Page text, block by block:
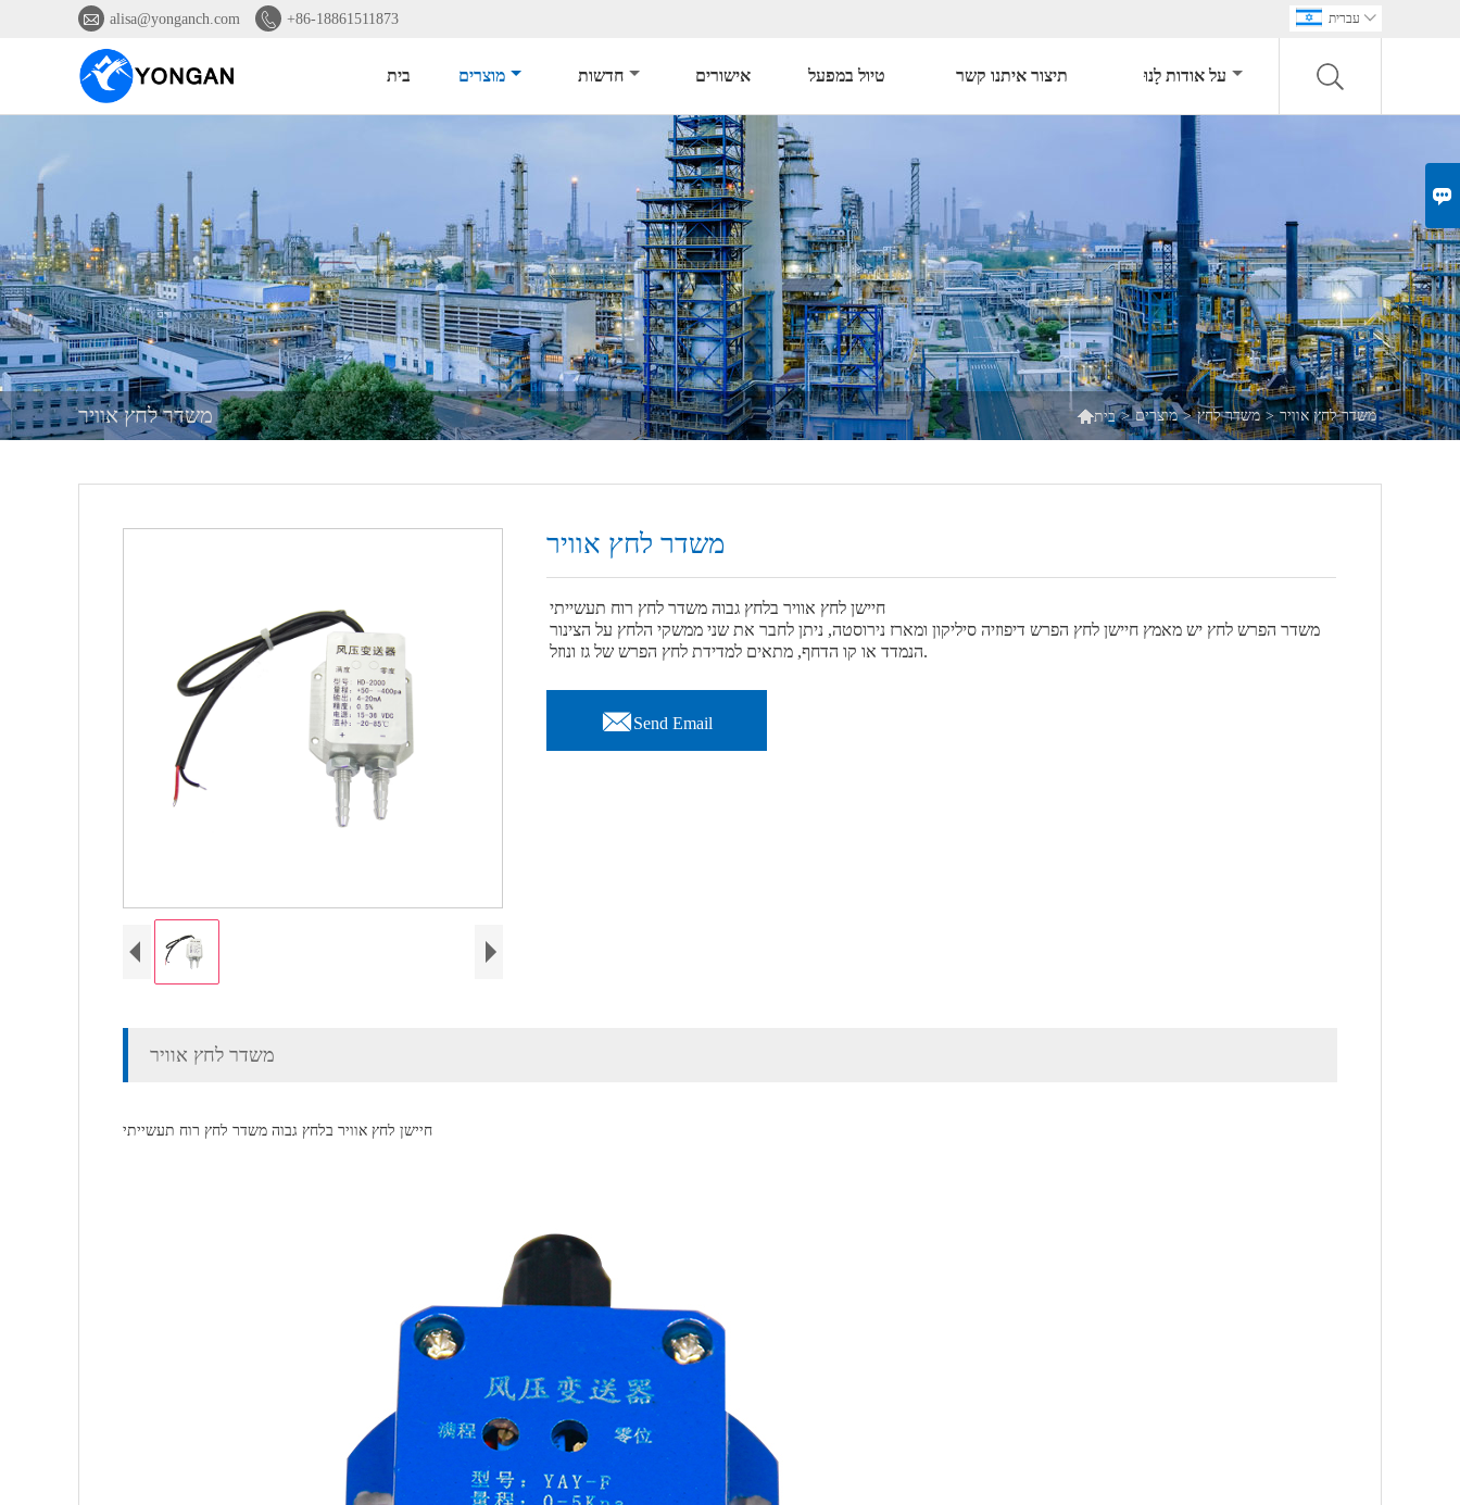

 alisa@yonganch.com  +86-18861511873 עברית 
בית מוצרים חדשות אישורים טיול במפעל תיצור איתנו קשר על אודות לָנוּ
משדר לחץ אוויר בית > מוצרים > משדר לחץ > משדר לחץ אוויר
משדר לחץ אוויר
חיישן לחץ אוויר בלחץ גבוה משדר לחץ רוח תעשייתי
משדר הפרש לחץ יש מאמץ חיישן לחץ הפרש דיפוזיה סיליקון ומארז נירוסטה, ניתן לחבר את שני ממשקי הלחץ על הצינור
הנמדד או קו הדחף, מתאים למדידת לחץ הפרש של גז ונוזל.
Send Email
משדר לחץ אוויר
חיישן לחץ אוויר בלחץ גבוה משדר לחץ רוח תעשייתי